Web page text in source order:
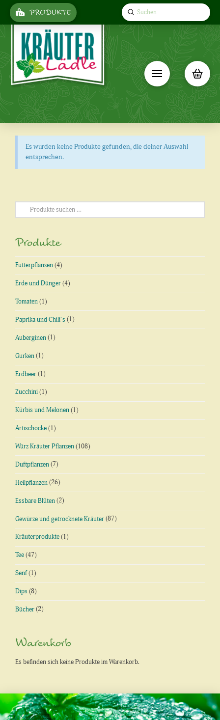
PRODUKTE Search
Submit
Es wurden keine Produkte gefunden, die deiner Auswahl
entsprechen.
Suchen
nach:
Produkte
Futterpflanzen (4)
Erde und Dünger (4)
Tomaten (1)
Paprika und Chili´s (1)
Auberginen (1)
Gurken (1)
Erdbeer (1)
Zucchini (1)
Kürbis und Melonen (1)
Artischocke (1)
Würz Kräuter Pflanzen (108)
Duftpflanzen (7)
Heilpflanzen (26)
Essbare Blüten (2)
Gewürze und getrocknete Kräuter (87)
Kräuterprodukte (1)
Tee (47)
Senf(1)
Dips (8)
Bücher (2)
Warenkorb
Es befinden sich keine Produkte im Warenkorb.